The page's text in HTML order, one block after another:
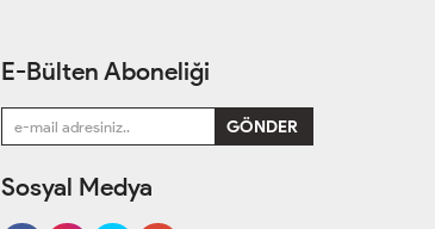
E-Bülten Aboneliği
Sosyal Medya